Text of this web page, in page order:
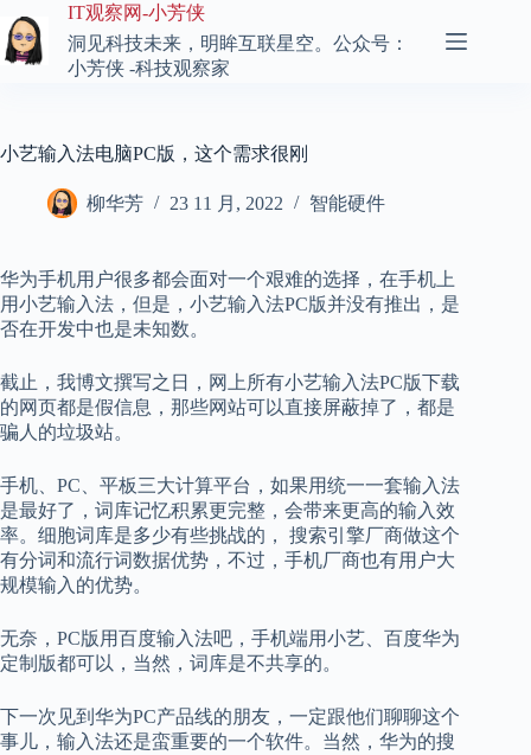
至
内
IT观察网-小芳侠
洞见科技未来，明眸互联星空。公众号：
小芳侠 -科技观察家
小艺输入法电脑PC版，这个需求很刚
柳华芳 23 11 月, 2022 智能硬件
华为手机用户很多都会面对一个艰难的选择，在手机上
用小艺输入法，但是，小艺输入法PC版并没有推出，是
否在开发中也是未知数。
截止，我博文撰写之日，网上所有小艺输入法PC版下载
的网页都是假信息，那些网站可以直接屏蔽掉了，都是
骗人的垃圾站。
手机、PC、平板三大计算平台，如果用统一一套输入法
是最好了，词库记忆积累更完整，会带来更高的输入效
率。细胞词库是多少有些挑战的， 搜索引擎厂商做这个
有分词和流行词数据优势，不过，手机厂商也有用户大
规模输入的优势。
无奈，PC版用百度输入法吧，手机端用小艺、百度华为
定制版都可以，当然，词库是不共享的。
下一次见到华为PC产品线的朋友，一定跟他们聊聊这个
事儿，输入法还是蛮重要的一个软件。当然，华为的搜